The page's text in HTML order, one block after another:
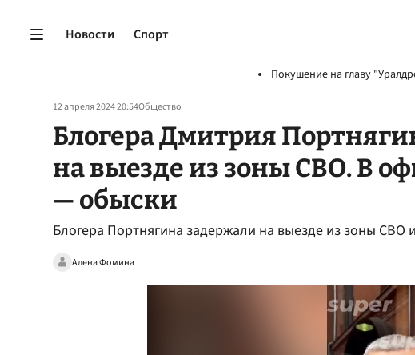
Новости Спорт
Покушение на главу
12 апреля 2024 20:54Общество
Блогера Дмитрия
на выезде из зоны СВО. В
— обыски
Блогера Портнягина задержали на выезде из зоны СВО
Алена Фомина